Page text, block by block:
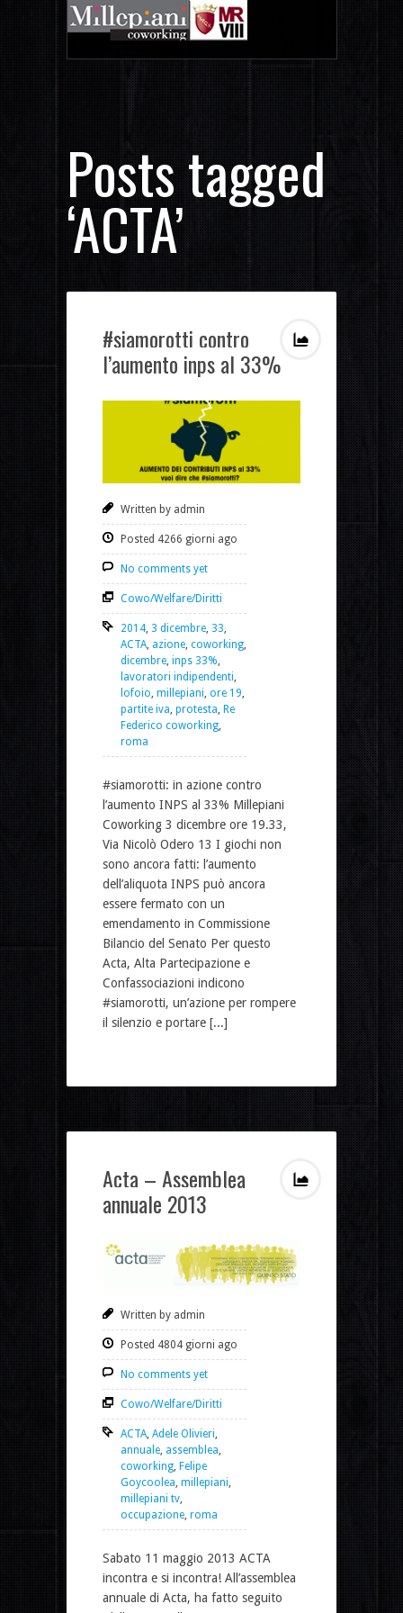
Posts tagged
‘ACTA’
#siamorotti contro
l’aumento inps al 33%
Written by admin
Posted 4266 giorni ago
No comments yet
Cowo/Welfare/Diritti
2014 3 dicembre 33
ACTA azione coworking
dicembre inps 33%
lavoratori indipendenti
lofoio millepiani ore 19
partite iva protesta Re
Federico coworking
roma
#siamorotti: in azione contro
l’aumento INPS al 33% Millepiani
Coworking 3 dicembre ore 19.33,
Via Nicolò Odero 13 I giochi non
sono ancora fatti: l’aumento
dell’aliquota INPS può ancora
essere fermato con un
emendamento in Commissione
Bilancio del Senato Per questo
Acta, Alta Partecipazione e
Confassociazioni indicono
#siamorotti, un’azione per rompere
il silenzio e portare [...]
Acta – Assemblea
annuale 2013
Written by admin
Posted 4804 giorni ago
No comments yet
Cowo/Welfare/Diritti
ACTA, Adele Olivieri,
annuale, assemblea,
coworking, Felipe
Goycoolea, millepiani,
millepiani tv,
occupazione, roma
Sabato 11 maggio 2013 ACTA
incontra e si incontra! All’assemblea
annuale di Acta, ha fatto seguito